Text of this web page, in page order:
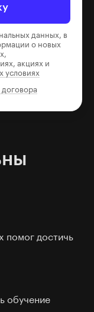
данных, в
о новых
акциях и
условиях
договора
помог достичь
обучение